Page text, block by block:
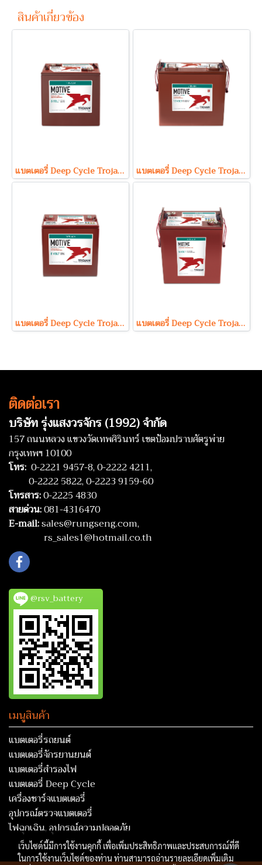
สินค้าเกี่ยวข้อง
แบตเตอรี่ Deep Cycle Trojan T105-AGM (6V 217Ah) (Absorbent Glass Mat Type) แบตเตอรี่ Deep Cycle Trojan J185-AGM (12V 200Ah) (Absorbent Glass Mat Type)
แบตเตอรี่ Deep Cycle Trojan T875-AGM (8V 160Ah) (Absorbent Glass Mat Type) แบตเตอรี่ Deep Cycle Trojan J305-AGM (6V 310Ah) (Absorbent Glass Mat Type)
ติดต่อเรา
บริษัท รุ่งแสงวรจักร (1992) จำกัด
157 ถนนหลวง แขวงวัดเทพศิรินทร์ เขตป้อมปราบศัตรูพ่าย
กรุงเทพฯ 10100
โทร: 0-2221 9457-8,0-2222 4211,
0-2222 5822,0-2223 9159-60
โทรสาร:0-2225 4830
สายด่วน:081-4316470
E-mail:sales@rungseng.com,
rs_sales1@hotmail.co.th
@rsv_battery
เมนูสินค้า
แบตเตอรี่รถยนต์
แบตเตอรี่จักรยานยนต์
แบตเตอรี่สำรองไฟ
แบตเตอรี่ Deep Cycle
เครื่องชาร์จแบตเตอรี่
อุปกรณ์ตรวจแบตเตอรี่
ไฟฉุกเฉิน, อุปกรณ์ความปลอดภัย
เว็บไซต์นี้มีการใช้งานคุกกี้ เพื่อเพิ่มประสิทธิภาพและประสบการณ์ที่ดี
ในการใช้งานเว็บไซต์ของท่าน ท่านสามารถอ่านรายละเอียดเพิ่มเติม